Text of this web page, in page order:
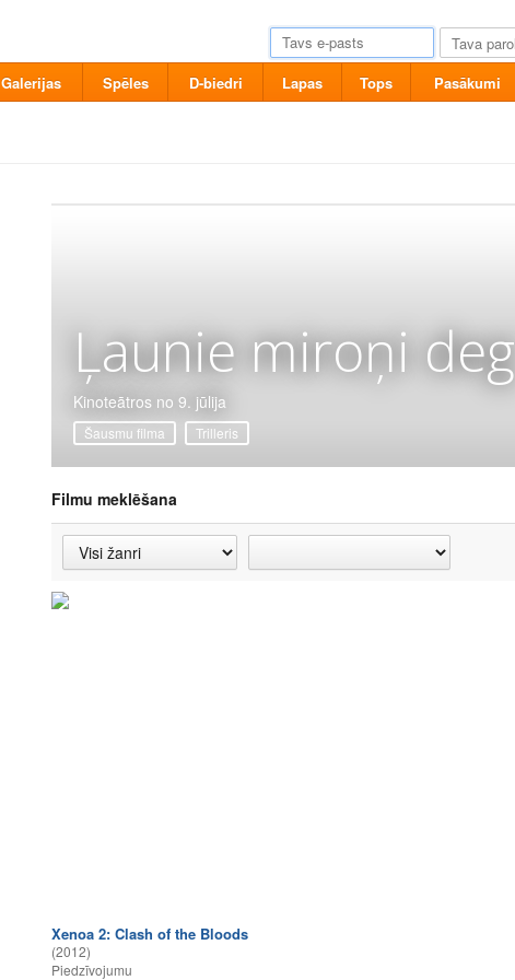
Galerijas Spēles D-biedri Lapas Tops Pasākumi
Ļaunie miroņi deg
Kinoteātros no 9. jūlija
Šausmu filma Trilleris
Filmu meklēšana
Xenoa 2: Clash of the Bloods
(2012)
Piedzīvojumu